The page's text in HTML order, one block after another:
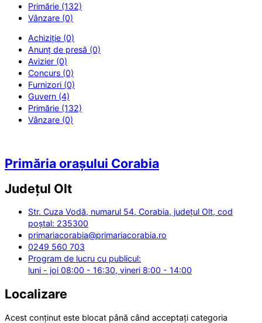
Primărie (132)
Vânzare (0)
Achiziție (0)
Anunț de presă (0)
Avizier (0)
Concurs (0)
Furnizori (0)
Guvern (4)
Primărie (132)
Vânzare (0)
Primăria orașului Corabia
Județul Olt
Str. Cuza Vodă, numarul 54, Corabia, județul Olt, cod
poștal: 235300
primariacorabia@primariacorabia.ro
0249 560 703
Program de lucru cu publicul:
luni - joi 08:00 - 16:30, vineri 8:00 - 14:00
Localizare
Acest conținut este blocat până când acceptați categoria